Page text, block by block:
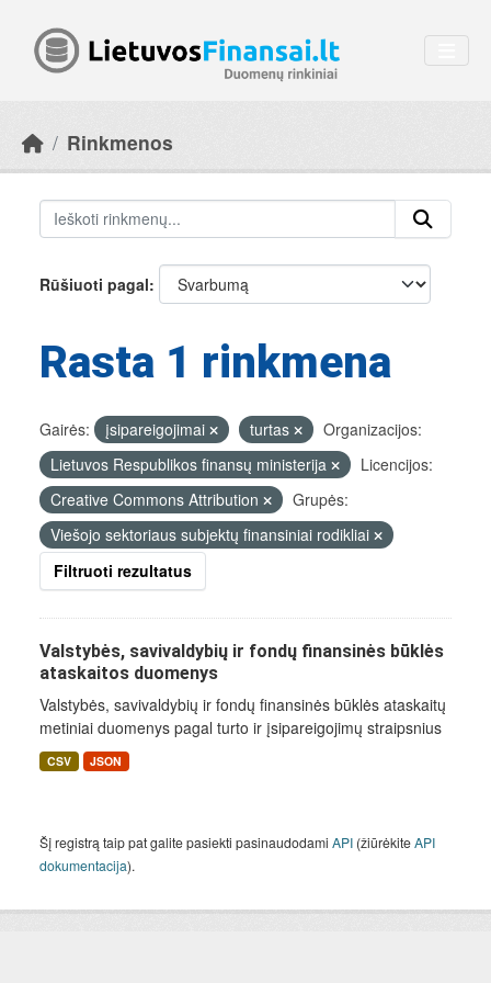
Rinkmenos
Rūšiuoti pagal
Rasta 1 rinkmena
Gairės: įsipareigojimai turtas
Organizacijos:
Lietuvos Respublikos finansų ministerija
Licencijos:
Creative Commons Attribution
Grupės:
Viešojo sektoriaus subjektų finansiniai rodikliai
Filtruoti rezultatus
Valstybės, savivaldybių ir fondų finansinės būklės
ataskaitos duomenys
Valstybės, savivaldybių ir fondų finansinės būklės ataskaitų
metiniai duomenys pagal turto ir įsipareigojimų straipsnius
CSV JSON
Šį registrą taip pat galite pasiekti pasinaudodami API (žiūrėkiteAPI
dokumentacija).